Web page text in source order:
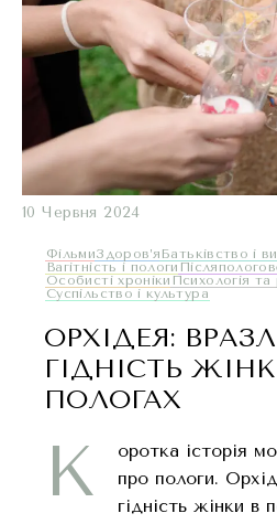
10 Червня 2024
ФільмиЗдоров’я Батьківство і
Вагітність і пологи
Oсобисті хроніки Психологія та
Суспільство і культура
ОРХІДЕЯ:
ГІДНІСТЬ
ПОЛОГАХ
К
оротка історія
про пологи.
гідність жінки в